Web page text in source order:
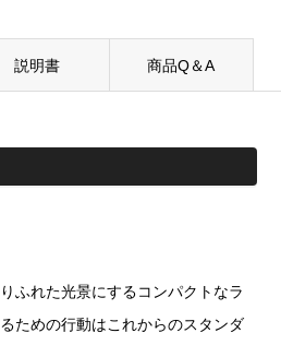
説明書 商品Q＆A
ふれた光景にするコンパクトなラ
ための行動はこれからのスタンダ